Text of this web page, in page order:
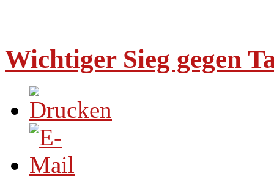
Wichtiger Sieg gegen